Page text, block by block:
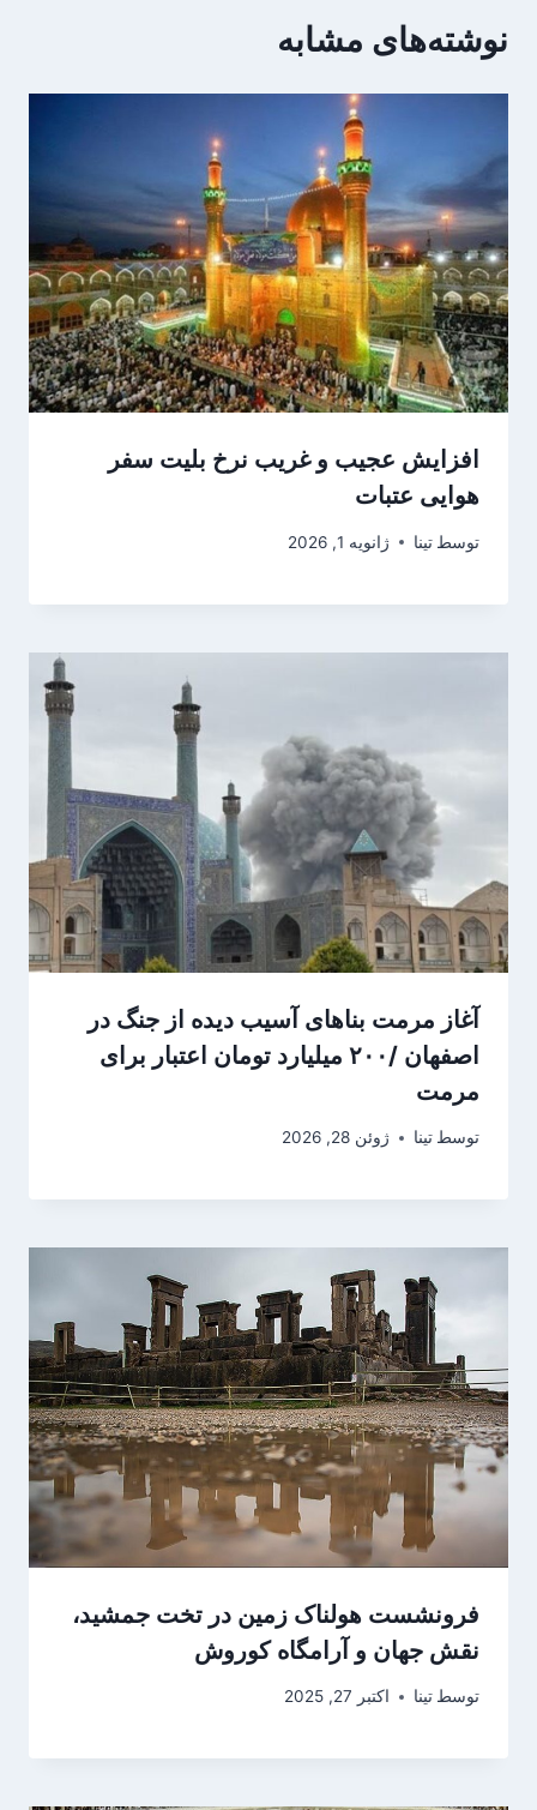
نوشته‌های مشابه
افزایش عجیب و غریب نرخ بلیت سفر
هوایی عتبات
توسط تینا ژانویه 1, 2026
آغاز مرمت بناهای آسیب دیده از جنگ در
اصفهان /۲۰۰ میلیارد تومان اعتبار برای
مرمت
توسط تینا ژوئن 28, 2026
فرونشست هولناک زمین در تخت جمشید،
نقش جهان و آرامگاه کوروش
توسط تینا اکتبر 27, 2025